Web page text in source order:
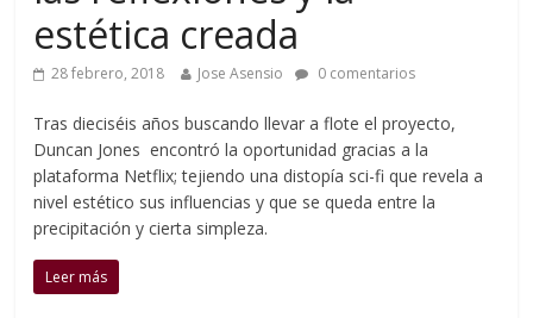
estética creada
28 febrero, 2018 Jose Asensio 0 comentarios
Tras dieciséis años buscando llevar a flote el proyecto,
Duncan Jones encontró la oportunidad gracias a la
plataforma Netflix; tejiendo una distopía sci-fi que revela a
nivel estético sus influencias y que se queda entre la
precipitación y cierta simpleza.
Leer más